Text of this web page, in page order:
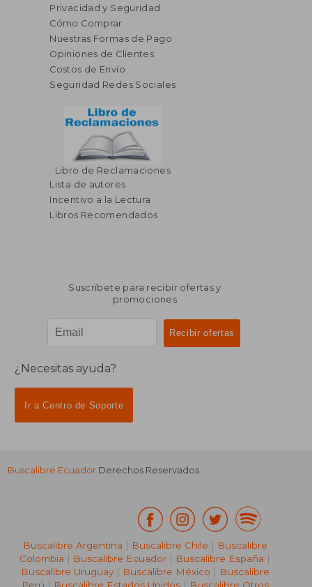
Privacidad y Seguridad
Cómo Comprar
Nuestras Formas de Pago
Opiniones de Clientes
Costos de Envío
Seguridad Redes Sociales
Libro de Reclamaciones
Lista de autores
Incentivo a la Lectura
Libros Recomendados
Suscríbete para recibir ofertas y
promociones
¿Necesitas ayuda?
Ir a Centro de Soporte
Buscalibre Ecuador Derechos Reservados.
Buscalibre Argentina | Buscalibre Chile | Buscalibre
Colombia | Buscalibre Ecuador | Buscalibre España |
Buscalibre Uruguay| Buscalibre México | Buscalibre